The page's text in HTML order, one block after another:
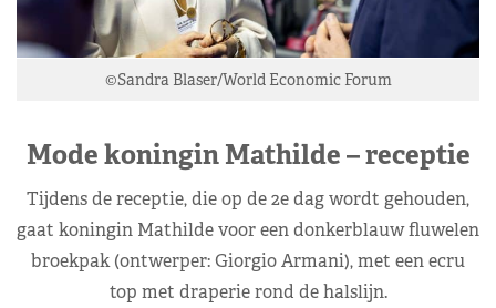
©Sandra Blaser/World Economic Forum
Mode koningin Mathilde – receptie
Tijdens de receptie, die op de 2e dag wordt gehouden,
gaat koningin Mathilde voor een donkerblauw fluwelen
broekpak (ontwerper: Giorgio Armani), met een ecru
top met draperie rond de halslijn.